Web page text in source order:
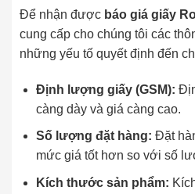
Để nhận được báo giá giấy
cung cấp cho chúng tôi các
những yếu tố quyết định đến
Định lượng giấy (GSM):
càng dày và giá càng cao.
Số lượng đặt hàng: Đặt
mức giá tốt hơn so với số
Kích thước sản phẩm: